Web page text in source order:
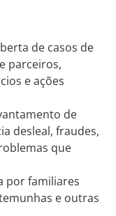
de casos de
parceiros,
e ações
de
desleal, fraudes,
que
por familiares
e outras